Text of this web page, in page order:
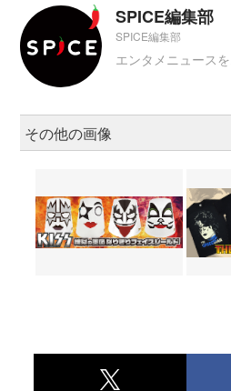
SPICE編集部
SPICE編集部
エンタメニュースを
その他の画像